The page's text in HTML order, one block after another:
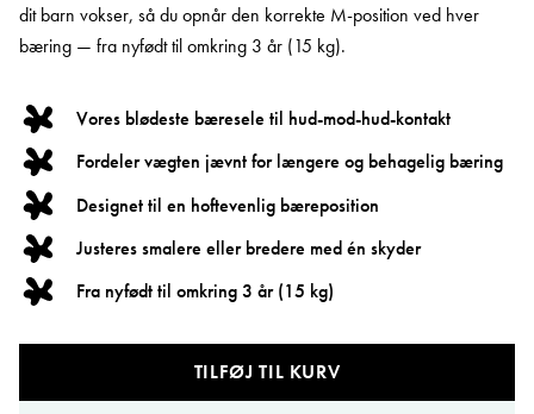
dit barn vokser, så du opnår den korrekte M-position ved hver
bæring — fra nyfødt til omkring 3 år (15 kg).
Vores blødeste bæresele til hud-mod-hud-kontakt
Fordeler vægten jævnt for længere og behagelig bæring
Designet til en hoftevenlig bæreposition
Justeres smalere eller bredere med én skyder
Fra nyfødt til omkring 3 år (15 kg)
TILFØJ TIL KURV